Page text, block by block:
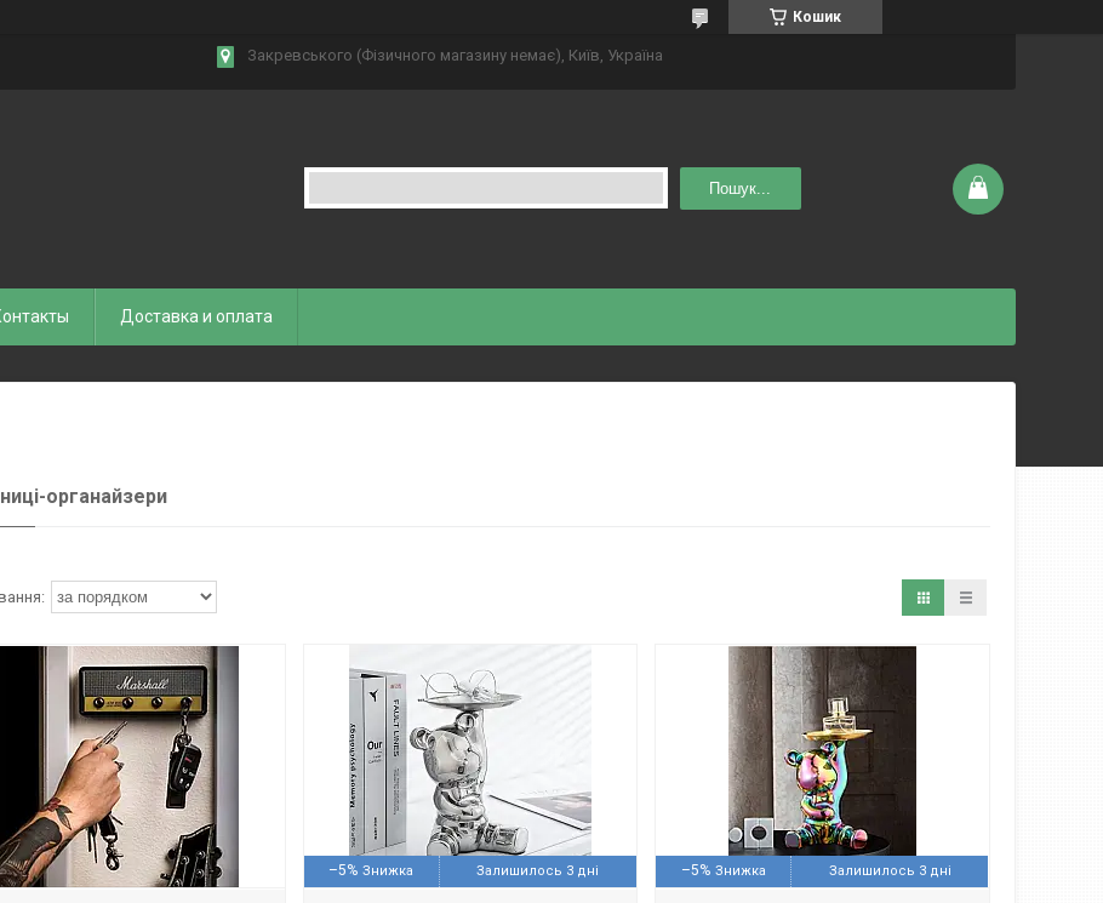
Кошик
Закревського (Фізичного магазину немає), Київ, Україна
Пошук...
Доставка и оплата
органайзери
Арт1136
–5%
Залишилось 3 дні
Арт1135
–5%
Залишилось 3 дні